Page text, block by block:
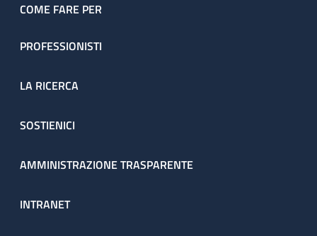
COME FARE PER
PROFESSIONISTI
LA RICERCA
SOSTIENICI
AMMINISTRAZIONE TRASPARENTE
INTRANET